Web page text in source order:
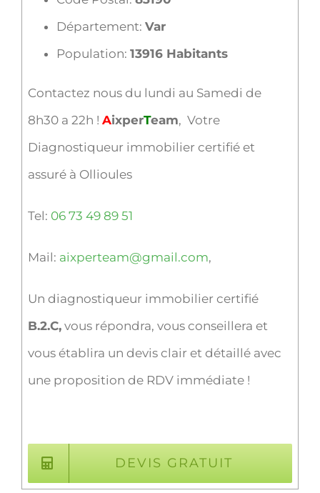
Département: Var
Population: 13916 Habitants
Contactez nous du lundi au Samedi de
8h30 a 22h ! AixperTeam, Votre
Diagnostiqueur immobilier certifié et
assuré à Ollioules
Tel: 06 73 49 89 51
Mail: aixperteam@gmail.com,
Un diagnostiqueur immobilier certifié
B.2.C,vous répondra, vous conseillera et
vous établira un devis clair et détaillé avec
une proposition de RDV immédiate !
DEVIS GRATUIT